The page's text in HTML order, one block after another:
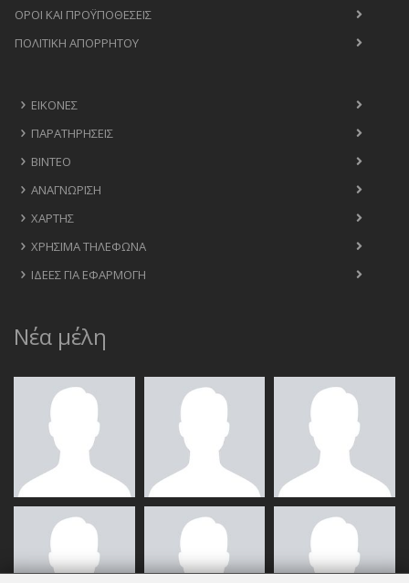
ΟΡΟΙ ΚΑΙ ΠΡΟΫΠΟΘΈΣΕΙΣ
ΠΟΛΙΤΙΚΉ ΑΠΟΡΡΉΤΟΥ
ΕΙΚΌΝΕΣ
ΠΑΡΑΤΗΡΉΣΕΙΣ
ΒΊΝΤΕΟ
ΑΝΑΓΝΏΡΙΣΗ
ΧΆΡΤΗΣ
ΧΡΉΣΙΜΑ ΤΗΛΈΦΩΝΑ
ΙΔΈΕΣ ΓΙΑ ΕΦΑΡΜΟΓΉ
Νέα μέλη